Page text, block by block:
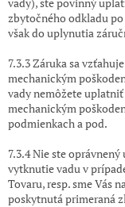
zbytočného odkladu
však do uplynutia
7.3.3 Záruka sa
mechanickým
vady nemôžete
mechanickým
podmienkach a pod.
7.3.4 Nie ste
vytknutie vadu v
Tovaru, resp. sme Vás
poskytnutá primeraná